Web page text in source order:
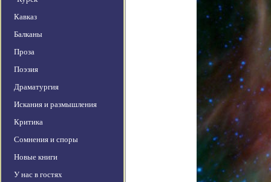
Кавказ
Балканы
Проза
Поэзия
Драматургия
Искания и размышления
Критика
Сомнения и споры
Новые книги
У нас в гостях